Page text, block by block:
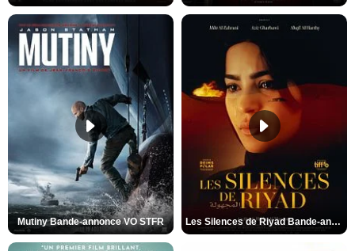
Mutiny Bande-annonce VO STFR Les Silences de Riyad Bande-annonce VO STFR